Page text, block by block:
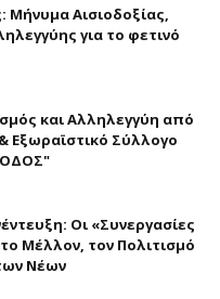
Mήνυμα Aισιοδοξίας,
για το φετινό
και Aλληλεγγύη από
Εξωραϊστικό Σύλλογο
Οι «Συνεργασίες
Μέλλον, τον Πολιτισμό
Νέων